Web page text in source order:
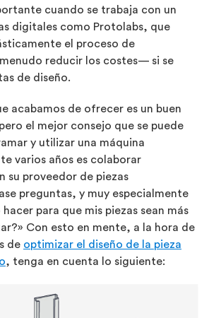
cuando se trabaja con un
digitales como Protolabs, que
el proceso de
reducir los costes— si se
de diseño.
acabamos de ofrecer es un buen
el mejor consejo que se puede
y utilizar una máquina
varios años es colaborar
su proveedor de piezas
preguntas, y muy especialmente
para que mis piezas sean más
Con esto en mente, a la hora de
de optimizar el diseño de la pieza
, tenga en cuenta lo siguiente: